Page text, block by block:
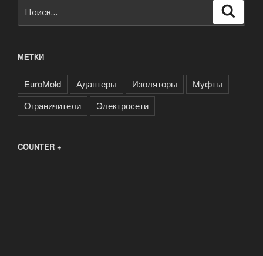
МЕТКИ
EuroMold Адаптеры Изоляторы
Муфты
Ограничители
Электросети
COUNTER +